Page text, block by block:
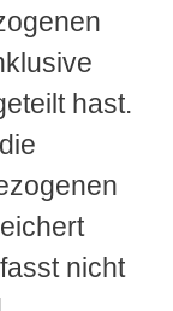
hast.
nicht